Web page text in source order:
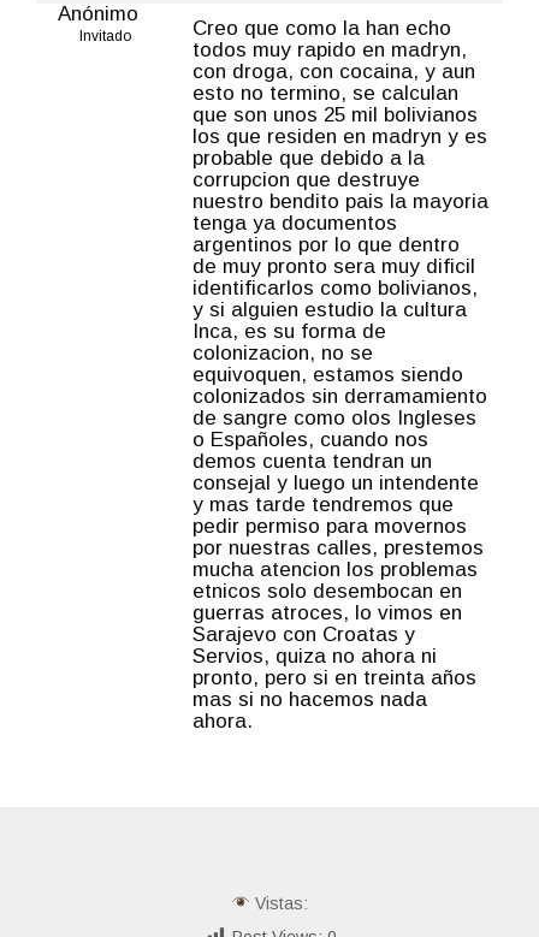
Anónimo
Invitado
Creo que como la han echo
todos muy rapido en madryn,
con droga, con cocaina, y aun
esto no termino, se calculan
que son unos 25 mil bolivianos
los que residen en madryn y es
probable que debido a la
corrupcion que destruye
nuestro bendito pais la mayoria
tenga ya documentos
argentinos por lo que dentro
de muy pronto sera muy dificil
identificarlos como bolivianos,
y si alguien estudio la cultura
Inca, es su forma de
colonizacion, no se
equivoquen, estamos siendo
colonizados sin derramamiento
de sangre como olos Ingleses
o Españoles, cuando nos
demos cuenta tendran un
consejal y luego un intendente
y mas tarde tendremos que
pedir permiso para movernos
por nuestras calles, prestemos
mucha atencion los problemas
etnicos solo desembocan en
guerras atroces, lo vimos en
Sarajevo con Croatas y
Servios, quiza no ahora ni
pronto, pero si en treinta años
mas si no hacemos nada
ahora.
Vistas: